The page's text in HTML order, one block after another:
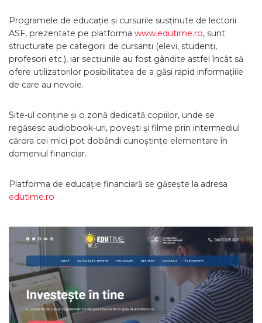
Programele de educație și cursurile susținute de lectorii
ASF, prezentate pe platforma www.edutime.ro, sunt
structurate pe categorii de cursanți (elevi, studenți,
profesori etc.), iar secțiunile au fost gândite astfel încât să
ofere utilizatorilor posibilitatea de a găsi rapid informațiile
de care au nevoie.
Site-ul conține și o zonă dedicată copiilor, unde se
regăsesc audiobook-uri, povești și filme prin intermediul
cărora cei mici pot dobândi cunoștințe elementare în
domeniul financiar.
Platforma de educație financiară se găsește la adresa
edutime.ro